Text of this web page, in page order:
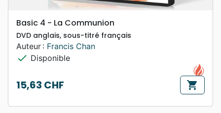
Basic 4 - La Communion
DVD anglais, sous-titré français
Auteur : Francis Chan
check Disponible
Prix
15,63 CHF shopping_cart